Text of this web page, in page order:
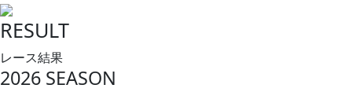
RESULT
レース結果
2026 SEASON